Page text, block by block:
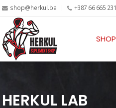
shop@herkul.ba +387 66 665 231
SHOP
HERKUL LAB